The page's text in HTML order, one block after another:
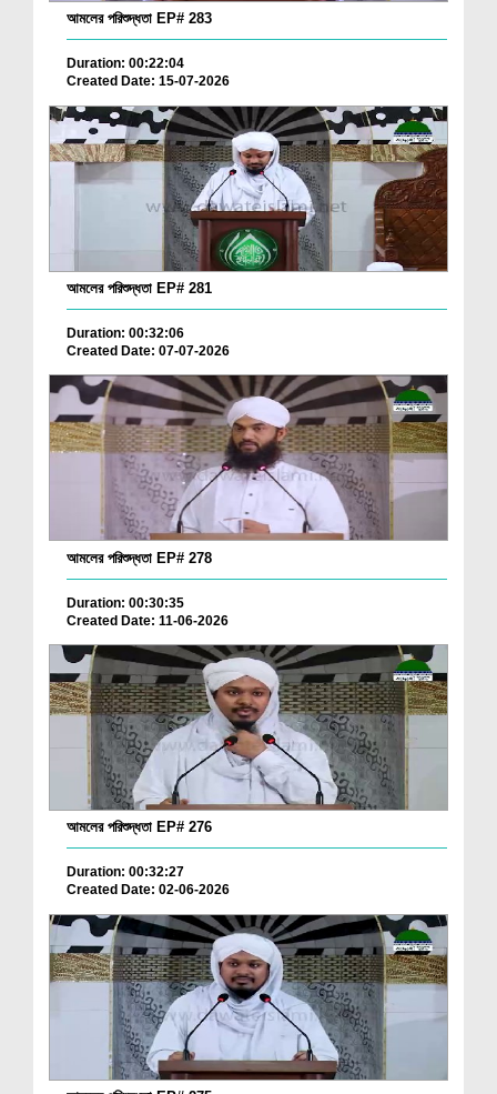
আমলের পরিশুদ্ধতা EP# 283
Duration: 00:22:04
Created Date: 15-07-2026
আমলের পরিশুদ্ধতা EP# 281
Duration: 00:32:06
Created Date: 07-07-2026
আমলের পরিশুদ্ধতা EP# 278
Duration: 00:30:35
Created Date: 11-06-2026
আমলের পরিশুদ্ধতা EP# 276
Duration: 00:32:27
Created Date: 02-06-2026